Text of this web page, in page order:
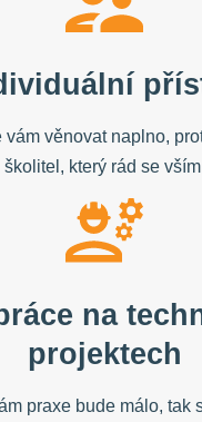
vám věnovat naplno,
který rád se
na
projektech
praxe bude málo, tak